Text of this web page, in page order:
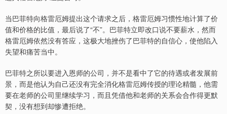
当巴菲特向格雷厄姆提出这个请求之后，格雷厄姆习惯性地计算了价
值和价格的比值，最后说了“不”。巴菲特立即改口说不要薪水，然而
格雷厄姆依然没有答应，这极大地挫伤了巴菲特的自信心，使他陷入
失望和痛苦当中。
巴菲特之所以要进入恩师的公司，并不是看中了它的待遇或者发展前
景，而是他认为自己还没有完全消化格雷厄姆传授的理论精髓，他需
要在老师的公司里继续学习，而且凭借他和老师的关系会合作得更默
契，没有想到却惨遭拒绝。